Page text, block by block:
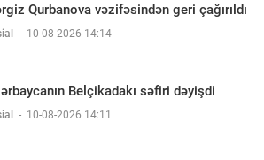
Qurbanova vəzifəsindən geri çağırıldı
- 10-08-2026 14:14
Belçikadakı səfiri dəyişdi
- 10-08-2026 14:11